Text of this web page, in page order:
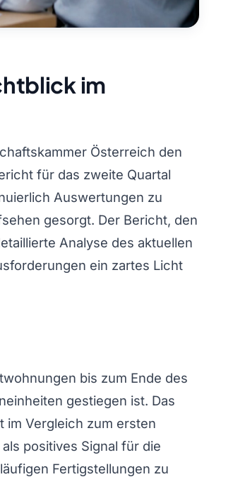
im
Österreich den
für das zweite Quartal
Auswertungen zu
gesorgt. Der Bericht, den
Analyse des aktuellen
ein zartes Licht
bis zum Ende des
gestiegen ist. Das
im Vergleich zum ersten
positives Signal für die
Fertigstellungen zu